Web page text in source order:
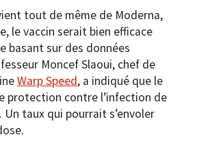
tout de même de Moderna,
le vaccin serait bien efficace
basant sur des données
Moncef Slaoui, chef de
WarpSpeed, a indiqué que le
protection contre l’infection de
Un taux qui pourrait s’envoler